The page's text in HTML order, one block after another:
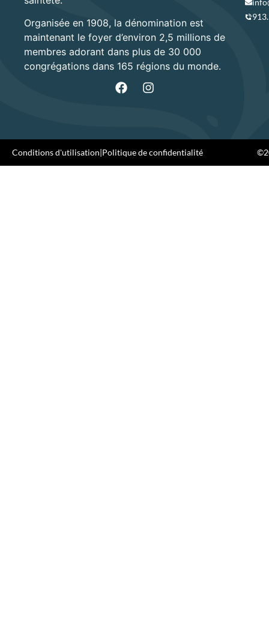
Organisée en 1908, la dénomination est
maintenant le foyer d’environ 2,5 millions de
membres adorant dans plus de 30 000
congrégations dans 165 régions du monde.
Conditions d'utilisation|Politique de confidentialité